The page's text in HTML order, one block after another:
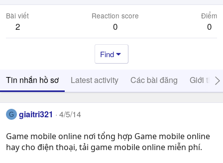
Bài viết
2
Reaction score
0
Điểm
0
Find
Tin nhắn hồ sơ Latest activity Các bài đăng Giới thiệu
G giaitri321 4/5/14
Game mobile online nơi tổng hợp Game mobile online
hay cho điện thoại, tải game mobile online miễn phí.